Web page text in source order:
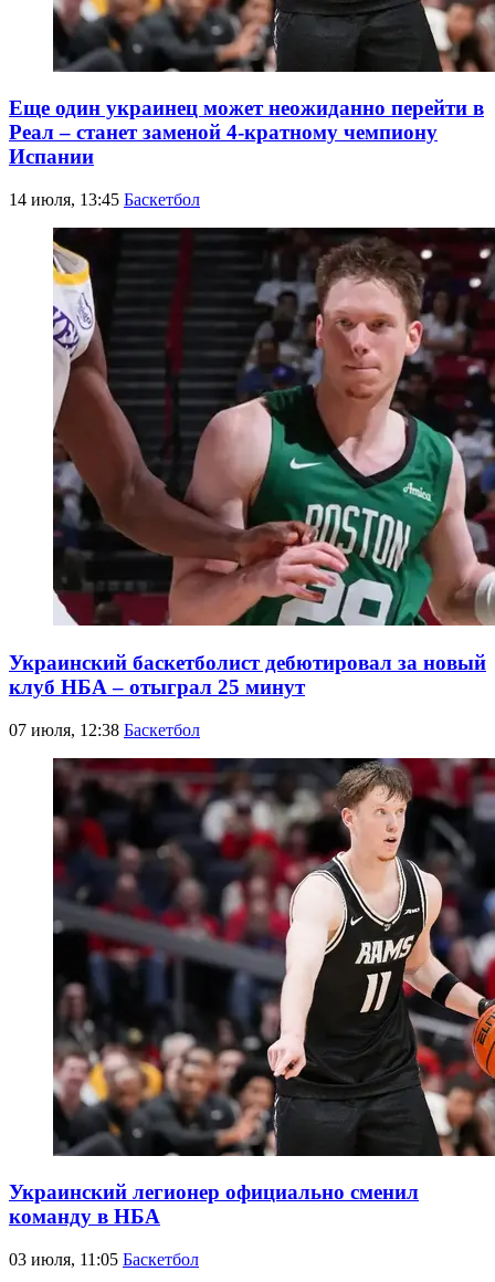
Еще один украинец может неожиданно перейти в
Реал – станет заменой 4-кратному чемпиону
Испании
14 июля, 13:45 Баскетбол
Украинский баскетболист дебютировал за новый
клуб НБА – отыграл 25 минут
07 июля, 12:38 Баскетбол
Украинский легионер официально сменил
команду в НБА
03 июля, 11:05 Баскетбол